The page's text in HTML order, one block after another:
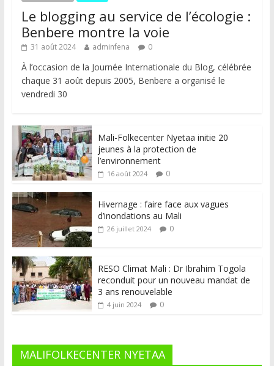
Le blogging au service de l’écologie :
Benbere montre la voie
31 août 2024 adminfena 0
À l’occasion de la Journée Internationale du Blog, célébrée
chaque 31 août depuis 2005, Benbere a organisé le
vendredi 30
Mali-Folkecenter Nyetaa initie 20
jeunes à la protection de
l’environnement
16 août 2024 0
Hivernage : faire face aux vagues
d’inondations au Mali
26 juillet 2024 0
RESO Climat Mali : Dr Ibrahim Togola
reconduit pour un nouveau mandat de
3 ans renouvelable
4 juin 2024 0
MALIFOLKECENTER NYETAA